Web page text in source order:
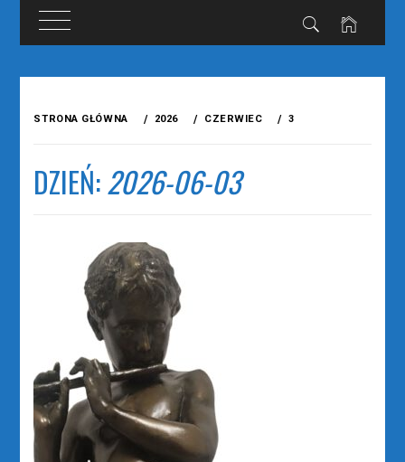
STRONA GŁÓWNA 2026 CZERWIEC 3
DZIEŃ:2026-06-03